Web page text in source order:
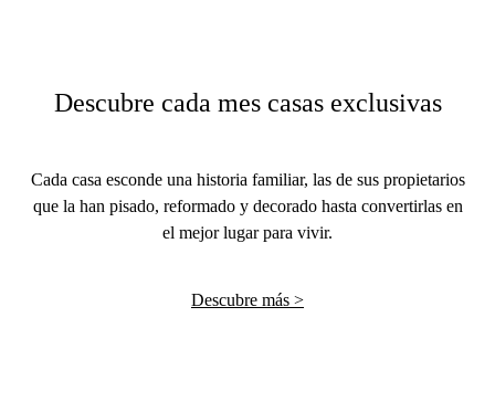
Descubre cada mes casas exclusivas
Cada casa esconde una historia familiar, las de sus propietarios
que la han pisado, reformado y decorado hasta convertirlas en
el mejor lugar para vivir.
Descubre más >